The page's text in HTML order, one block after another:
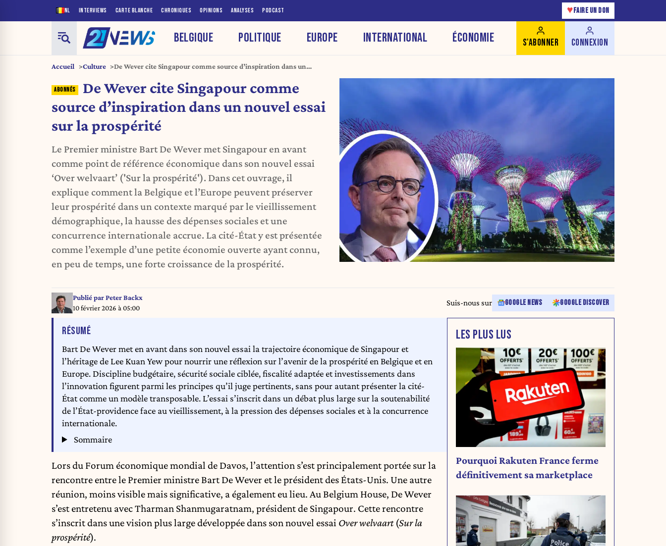
NL INTERVIEWS CARTE BLANCHE CHRONIQUES OPINIONS ANALYSES PODCAST ♥ FAIRE UN DON
BELGIQUE POLITIQUE EUROPE INTERNATIONAL ÉCONOMIE S'ABONNER CONNEXION
Accueil Culture
De Wever cite Singapour comme source d’inspiration dans un
De Wever cite Singapour comme
source d’inspiration dans un nouvel essai
sur la prospérité
Le Premier ministre Bart De Wever met Singapour en avant
comme point de référence économique dans son nouvel essai
‘Over welvaart’ ('Sur la prospérité'). Dans cet ouvrage, il
explique comment la Belgique et l’Europe peuvent préserver
leur prospérité dans un contexte marqué par le vieillissement
démographique, la hausse des dépenses sociales et une
concurrence internationale accrue. La cité-État y est présentée
comme l’exemple d’une petite économie ouverte ayant connu,
en peu de temps, une forte croissance de la prospérité.
Publié parPeter Backx
10 février 2026 à 05:00
Suis-nous sur GOOGLE NEWS GOOGLE DISCOVER
RÉSUMÉDE L'ARTICLE
Bart De Wever met en avant dans son nouvel essai la trajectoire économique de Singapour et
l’héritage de Lee Kuan Yew pour nourrir une réflexion sur l’avenir de la prospérité en Belgique et en
Europe. Discipline budgétaire, sécurité sociale ciblée, fiscalité adaptée et investissements dans
l’innovation figurent parmi les principes qu’il juge pertinents, sans pour autant présenter la cité-
État comme un modèle transposable. L’essai s’inscrit dans un débat plus large sur la soutenabilité
de l’État-providence face au vieillissement, à la pression des dépenses sociales et à la concurrence
internationale.
Sommaire
Lors du Forum économique mondial de Davos, l’attention s’est principalement portée sur la
rencontre entre le Premier ministre Bart De Wever et le président des États-Unis. Une autre
réunion, moins visible mais significative, a également eu lieu. Au Belgium House, De Wever
s’est entretenu avec Tharman Shanmugaratnam, président de Singapour. Cette rencontre
s’inscrit dans une vision plus large développée dans son nouvel essai Over welvaart(Sur la
prospérité).
LES PLUS LUS
Pourquoi Rakuten France ferme
définitivement sa marketplace